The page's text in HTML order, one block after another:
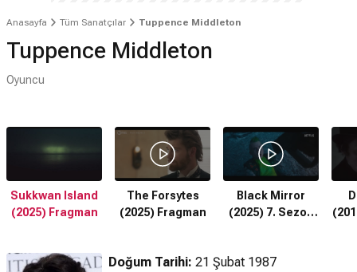
Anasayfa Tüm Sanatçılar Tuppence Middleton
Tuppence Middleton
Oyuncu
Sukkwan Island
(2025) Fragman
The Forsytes
(2025) Fragman
Black Mirror
(2025) 7. Sezon
Doğum Tarihi: 21 Şubat 1987